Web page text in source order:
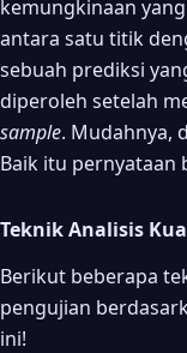
kemungkinaan
antara satu titik
sebuah prediksi
diperoleh setelah
sample. Mudahnya,
Baik itu pernyataan
Teknik Analisis
Berikut beberapa
pengujian
ini!